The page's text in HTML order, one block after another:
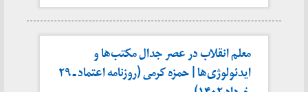
معلم انقلاب در عصر جدال مکتب‌ها و
ایدئولوژی‌ها | حمزه کرمی (روزنامه اعتماد ـ ۲۹